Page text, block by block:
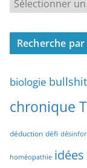
e
a
t
y
e
e
c
r
h
p
a
Recherche
biologie bullshit
chronique
déduction défi
homéopathie